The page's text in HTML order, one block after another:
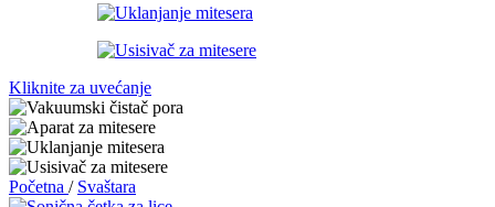
Kliknite za uvećanje
Početna / Svaštara